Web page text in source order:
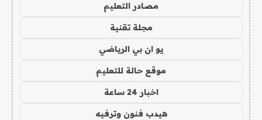
مصادر التعليم
مجلة تقنية
يو ان بي الرياضي
موقع حالة للتعليم
اخبار 24 ساعة
هيدب فنون وترفيه